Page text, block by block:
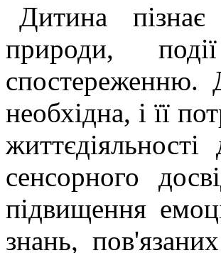
Дитина
природи,
спостереженню.
необхідна, і її
сенсорного
підвищення
знань,